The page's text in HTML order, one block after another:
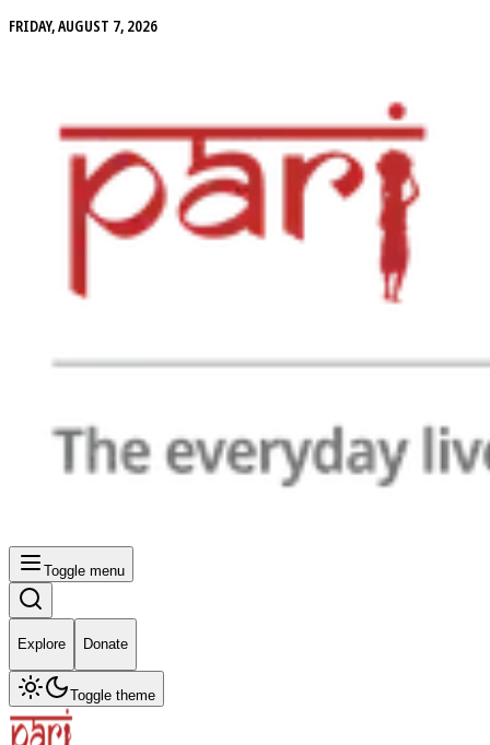
FRIDAY, AUGUST 7, 2026
Toggle menu
Explore Donate
Toggle theme